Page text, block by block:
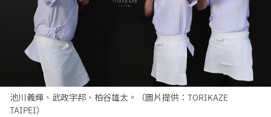
池川義輝、武政宇邦、柏谷雄太。（圖片提供：TORIKAZE
TAIPEI）